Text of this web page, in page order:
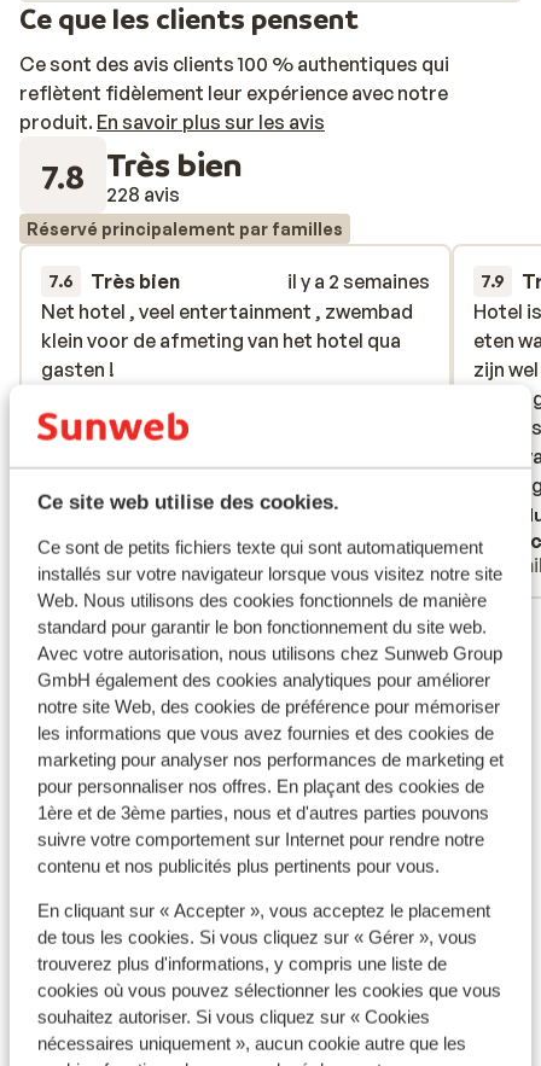
Ce site web utilise des cookies.
Ce sont de petits fichiers texte qui sont automatiquement
installés sur votre navigateur lorsque vous visitez notre site
Web. Nous utilisons des cookies fonctionnels de manière
standard pour garantir le bon fonctionnement du site web.
Avec votre autorisation, nous utilisons chez Sunweb Group
GmbH également des cookies analytiques pour améliorer
notre site Web, des cookies de préférence pour mémoriser
les informations que vous avez fournies et des cookies de
marketing pour analyser nos performances de marketing et
pour personnaliser nos offres. En plaçant des cookies de
1ère et de 3ème parties, nous et d'autres parties pouvons
suivre votre comportement sur Internet pour rendre notre
contenu et nos publicités plus pertinents pour vous.
En cliquant sur « Accepter », vous acceptez le placement
de tous les cookies. Si vous cliquez sur « Gérer », vous
trouverez plus d'informations, y compris une liste de
cookies où vous pouvez sélectionner les cookies que vous
souhaitez autoriser. Si vous cliquez sur « Cookies
nécessaires uniquement », aucun cookie autre que les
Ce que les clients pensent
Ce sont des avis clients 100 % authentiques qui
reflètent fidèlement leur expérience avec notre
produit. En savoir plus sur les avis
7.8 Très bien
228 avis
Réservé principalement par familles
7.6 Très bien
il y a 2 semaines
Net hotel , veel entertainment , zwembad
klein voor de afmeting van het hotel qua
gasten !
Net hotel , veel entertainment , zwembad
klein voor de afmeting van het hotel qua
gasten !
Jan
Parents solos
7.9
Hotel
eten
zijn
een
gang
het
avond
hotel
in
Hotel
eten
zijn
een
gang
het
Voir tous les 228 avis
Emplacement
Afficher sur la carte
À proximité
Distance de la plage environ 250 mètres (plage de
sable)
Distance du centre-ville: environ 200 mètres,